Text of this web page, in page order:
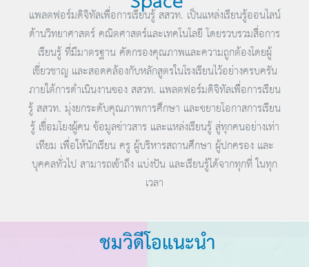
แพลตฟอร์มดิจิทัลเพื่อการเรียนรู้ สสวท. เป็นแหล่งเรียนรู้ออนไลน์
ด้านวิทยาศาสตร์ คณิตศาสตร์และเทคโนโลยี โดยรวบรวมสื่อการ
เรียนรู้ ที่มีมาตรฐาน คัดกรองคุณภาพและความถูกต้องโดยผู้
เชี่ยวชาญ และสอดคล้องกับหลักสูตรในโรงเรียนไว้อย่างครบครัน
ภายใต้การดำเนินงานของ สสวท. แพลตฟอร์มดิจิทัลเพื่อการเรียน
รู้ สสวท. มุ่งยกระดับคุณภาพการศึกษา และขยายโอกาสการเรียน
รู้ เชื่อมโยงผู้คน ข้อมูลข่าวสาร และแหล่งเรียนรู้ สู่ทุกคนอย่างเท่า
เทียม เพื่อให้นักเรียน ครู ผู้บริหารสถานศึกษา ผู้ปกครอง และ
บุคคลทั่วไป สามารถเข้าถึง แบ่งปัน และเรียนรู้ได้จากทุกที่ ในทุก
เวลา
ชมวิดีโอแนะนำ